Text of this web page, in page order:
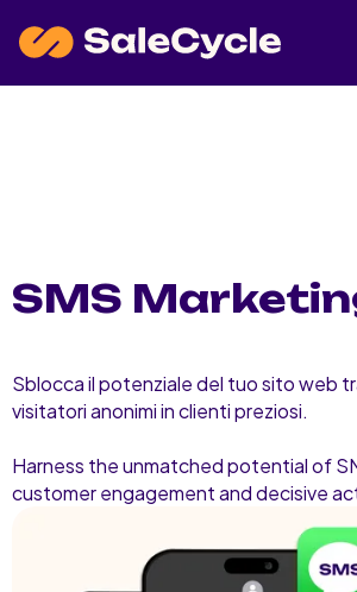
SMS
Sblocca il potenziale del tuo sito web
visitatori anonimi in clienti preziosi.
Harness the unmatched potential of
customer engagement and decisive